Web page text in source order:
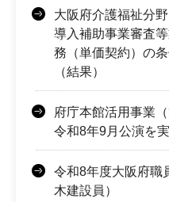
大阪府介護福祉分
導入補助事業審査
務（単価契約）の
（結果）
府庁本館活用事業
令和8年9月公演を
令和8年度大阪府職
木建設員）